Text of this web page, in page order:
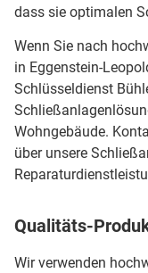
dass sie optimalen
Wenn Sie nach
in Eggenstein-
Schlüsseldienst
Wohngebäude.
über unsere
Qualitäts-
Wir verwenden